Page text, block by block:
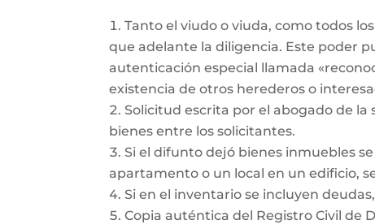
Tanto el viudo o viuda, como todos
que adelante la diligencia. Este poder
autenticación especial llamada
existencia de otros herederos o
Solicitud escrita por el abogado de
bienes entre los solicitantes.
Si el difunto dejó bienes inmuebles
apartamento o un local en un edificio,
Si en el inventario se incluyen
Copia auténtica del Registro Civil de